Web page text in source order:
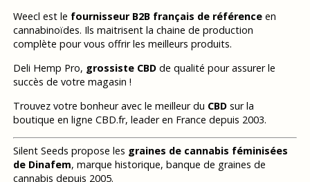
Weecl est le fournisseur B2B français de référenceen
cannabinoïdes. Ils maitrisent la chaine de production
complète pour vous offrir les meilleurs produits.
Deli Hemp Pro, grossiste CBDde qualité pour assurer le
succès de votre magasin !
Trouvez votre bonheur avec le meilleur du CBDsur la
boutique en ligne CBD.fr, leader en France depuis 2003.
Silent Seeds propose les graines de cannabis féminisées
de Dinafem, marque historique, banque de graines de
cannabis depuis 2005.